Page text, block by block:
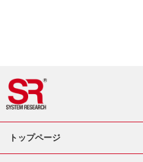
トップページ